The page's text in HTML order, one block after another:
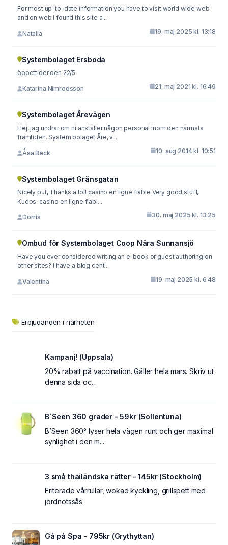
For most up-to-date information you have to visit world wide web
and on web I found this site a...
Natalia 19. maj 2025 kl. 13:18
Systembolaget Ersboda
öppettider den 22/5
Katarina Nimrodsson 21. maj 2021 kl. 16:49
Systembolaget Årevägen
Hej, jag undrar om ni anställer någon personal inom den närmsta
framtiden. System bolaget Åre, v...
Åsa Beck 10. aug 2014 kl. 10:51
Systembolaget Gränsgatan
Nicely put, Thanks a lot! casino en ligne fiable Very good stuff,
Kudos. casino en ligne fiabl...
Dorris 30. maj 2025 kl. 13:25
Ombud för Systembolaget Coop Nära Sunnansjö
Have you ever considered writing an e-book or guest authoring on
other sites? I have a blog cent...
Valentina 19. maj 2025 kl. 6:48
Erbjudanden i närheten
Kampanj! (Uppsala)
20% rabatt på vaccination. Gäller hela mars. Skriv ut
denna sida oc...
B´Seen 360 grader - 59kr (Sollentuna)
B’Seen 360° lyser hela vägen runt och ger maximal
synlighet i den m...
3 små thailändska rätter - 145kr (Stockholm)
Friterade vårrullar, wokad kyckling, grillspett med
jordnötssås
Gå på Spa - 795kr (Grythyttan)